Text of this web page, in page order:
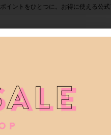
ポイントをひとつに。お得に使える公
ピアス バッグ